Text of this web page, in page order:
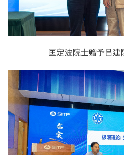
匡定波院士赠予吕